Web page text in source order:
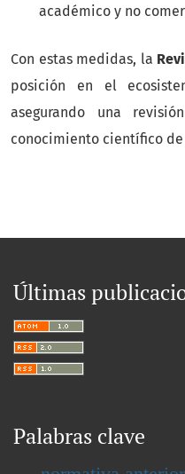
académico y no
Con estas medidas, la
posición en el
asegurando una
conocimiento científico
Últimas
Palabras clave